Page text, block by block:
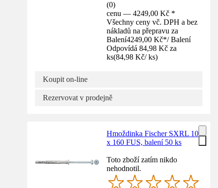
(0)
cenu — 4249,00 Kč *
Všechny ceny vč. DPH a bez
nákladů na přepravu za
Balení4249,00 Kč*/ Balení
Odpovídá 84,98 Kč za
ks(84,98 Kč/ ks)
Koupit on-line
Rezervovat v prodejně
Hmoždinka Fischer SXRL 10
x 160 FUS, balení 50 ks
Toto zboží zatím nikdo
nehodnotil.